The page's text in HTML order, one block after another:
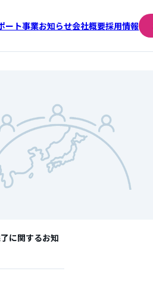
ート事業お知らせ会社概要採用情報
に関するお知